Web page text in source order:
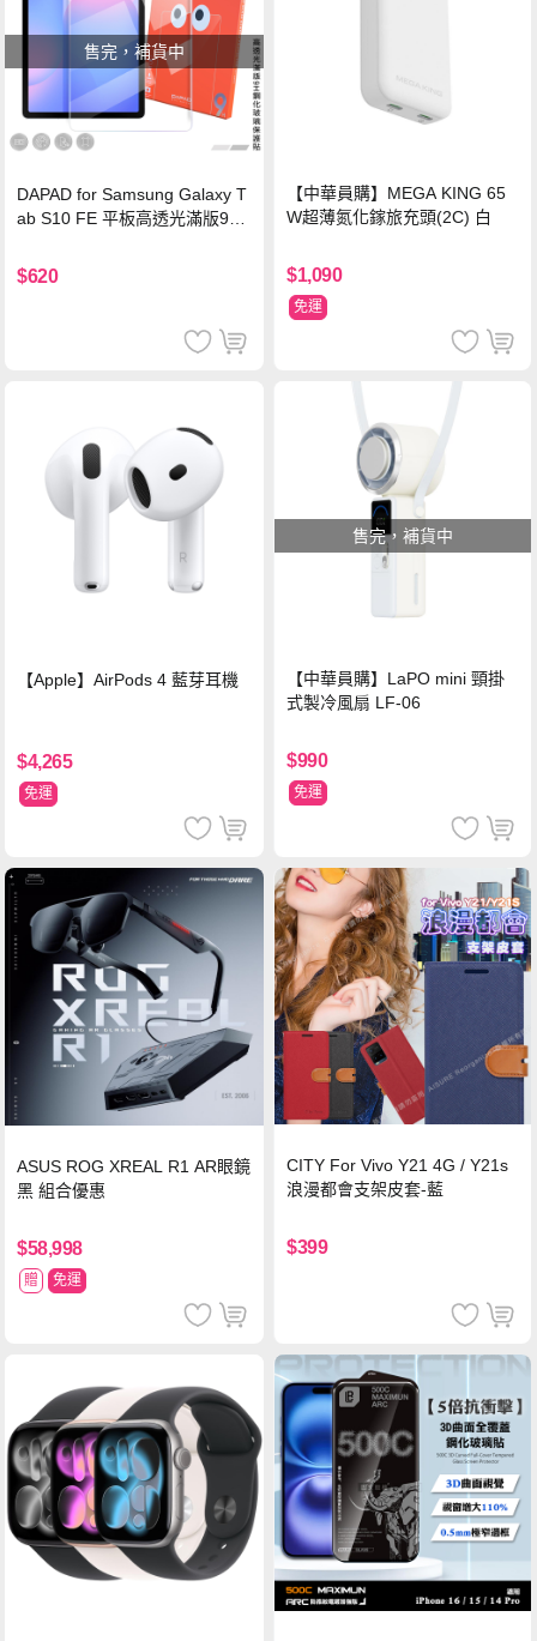
售完，補貨中
DAPAD for Samsung Galaxy T
ab S10 FE 平板高透光滿版9H
$620
【中華員購】MEGA KING 65
W超薄氮化鎵旅充頭(2C) 白
$1,090
免運
【Apple】AirPods 4 藍芽耳機
$4,265
免運
售完，補貨中
【中華員購】LaPO mini 頸掛
式製冷風扇 LF-06
$990
免運
ASUS ROG XREAL R1 AR眼鏡
黑 組合優惠
$58,998
贈 免運
CITY For Vivo Y21 4G / Y21s
浪漫都會支架皮套-藍
$399